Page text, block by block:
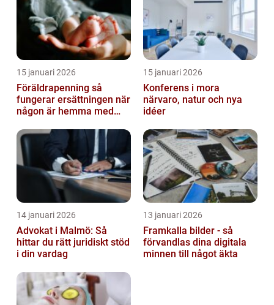
15 januari 2026
Föräldrapenning så
fungerar ersättningen när
någon är hemma med
15 januari 2026
Konferens i mora
närvaro, natur och nya
idéer
14 januari 2026
Advokat i Malmö: Så
hittar du rätt juridiskt stöd
i din vardag
13 januari 2026
Framkalla bilder - så
förvandlas dina digitala
minnen till något äkta